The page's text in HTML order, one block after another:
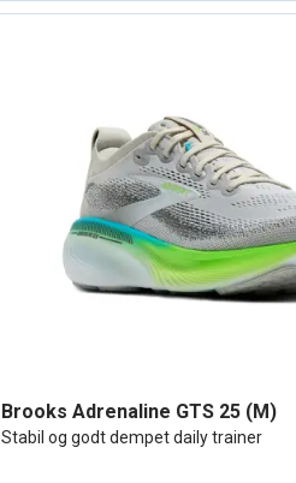
Brooks Adrenaline GTS 25 (M)
Stabil og godt dempet daily trainer